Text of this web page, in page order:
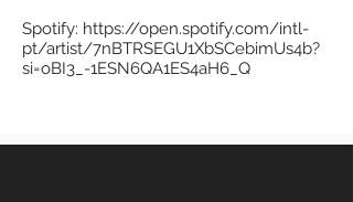
Spotify: https://open.spotify.com/intl-
pt/artist/7nBTRSEGU1XbSCebimUs4b?
si=oBI3_-1ESN6QA1ES4aH6_Q